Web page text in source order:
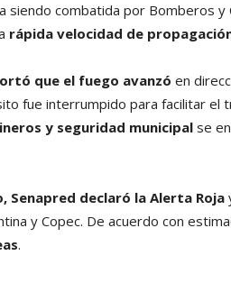
siendo combatida por Bomberos y
rápida velocidad de
que el fuego avanzó en
fue interrumpido para facilitar el
y seguridad municipal se
Senapred declaró la Alerta Roja
y Copec. De acuerdo con
.